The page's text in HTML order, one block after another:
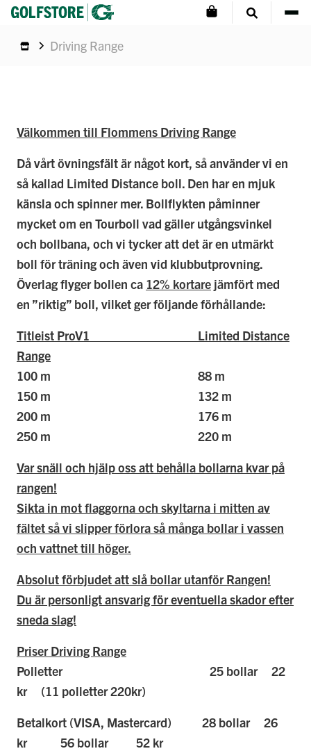
Driving Range
Välkommen till Flommens Driving Range
Då vårt övningsfält är något kort, så använder vi en
så kallad Limited Distance boll. Den har en mjuk
känsla och spinner mer. Bollflykten påminner
mycket om en Tourboll vad gäller utgångsvinkel
och bollbana, och vi tycker att det är en utmärkt
boll för träning och även vid klubbutprovning.
Överlag flyger bollen ca 12% kortare jämfört med
en ”riktig” boll, vilket ger följande förhållande:
Titleist ProV1 Limited Distance
Range
100 m 88 m
150 m 132 m
200 m 176 m
250 m 220 m
Var snäll och hjälp oss att behålla bollarna kvar på
rangen!
Sikta in mot flaggorna och skyltarna i mitten av
fältet så vi slipper förlora så många bollar i vassen
och vattnet till höger.
Absolut förbjudet att slå bollar utanför Rangen!
Du är personligt ansvarig för eventuella skador efter
sneda slag!
Priser Driving Range
Polletter 25 bollar 22
kr (11 polletter 220kr)
Betalkort (VISA, Mastercard) 28 bollar 26
kr 56 bollar 52 kr